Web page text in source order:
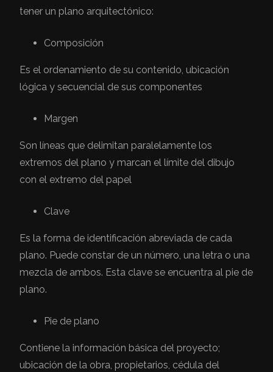
tener un plano arquitectónico:
Composición
Es el ordenamiento de su contenido, ubicación
lógica y secuencial de sus componentes
Margen
Son líneas que delimitan paralelamente los
extremos del plano y marcan el límite del dibujo
con el extremo del papel
Clave
Es la forma de identificación abreviada de cada
plano. Puede constar de un número, una letra o una
mezcla de ambos. Esta clave se encuentra al pie de
plano.
Pie de plano
Contiene la información básica del proyecto;
ubicación de la obra, propietarios, cédula del